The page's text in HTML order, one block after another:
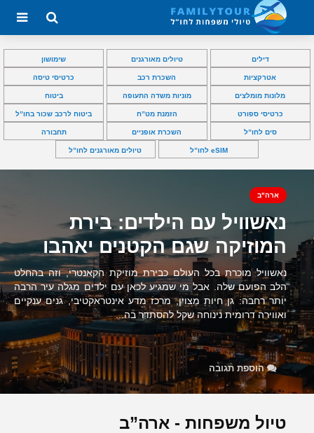
דילים טיולים מאורגנים שימושון
אטרקציות השכרת רכב כרטיסי טיסה
מלונות מומלצים מוניות משדה התעופה ביטוח
כרטיסי ספורט הזמנת מט”ח ביטוח לרכב שכור בחו”ל
סים לחו”ל השכרת אופניים תחבורה
eSIM לחו”ל טיולים מאורגנים לחו”ל
ארה"ב
נאשוויל עם הילדים: בירת
המוזיקה שגם הקטנים יאהבו
נאשוויל מוכרת בכל העולם כבירת מוזיקת הקאנטרי, וזה בהחלט
הלב הפועם שלה. אבל מי שמגיע לכאן עם ילדים מגלה עיר הרבה
יותר רחבה: גן חיות מצוין, מרכז מדע אינטראקטיבי, גנים ענקיים
ואווירה דרומית נינוחה שקל להסתדר בה...
הוספת תגובה
טיול משפחות - ארה”ב